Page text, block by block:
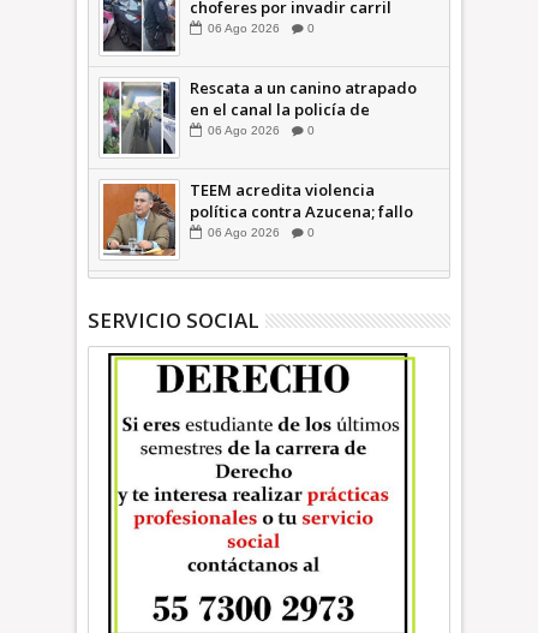
choferes por invadir carril
confinado: Ecatepec +Video |
06 Ago 2026 0
Rescata a un canino atrapado
en el canal la policía de
Ecatepec INFORMATIVA
06 Ago 2026 0
TEEM acredita violencia
política contra Azucena; fallo
confirma guerra sucia: Octavio
06 Ago 2026 0
SERVICIO SOCIAL